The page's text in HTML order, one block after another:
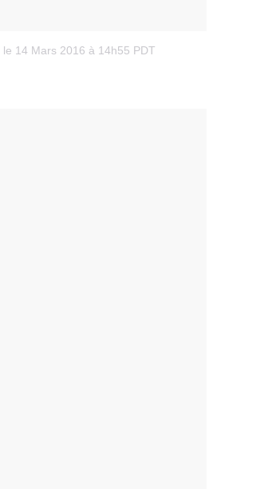
le 14 Mars 2016 à 14h55 PDT